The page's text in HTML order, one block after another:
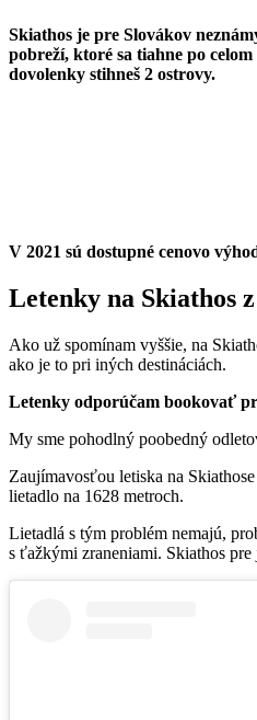
Skiathos je pre Slovákov
pobreží, ktoré sa tiahne po
dovolenky stihneš 2 ostrovy.
V 2021 sú dostupné cenovo
Letenky na Skiathos
Ako už spomínam vyššie, na
ako je to pri iných destináciách.
Letenky odporúčam bookovať
My sme pohodlný poobedný
Zaujímavosťou letiska na Skiathose
lietadlo na 1628 metroch.
Lietadlá s tým problém nemajú,
s ťažkými zraneniami. Skiathos